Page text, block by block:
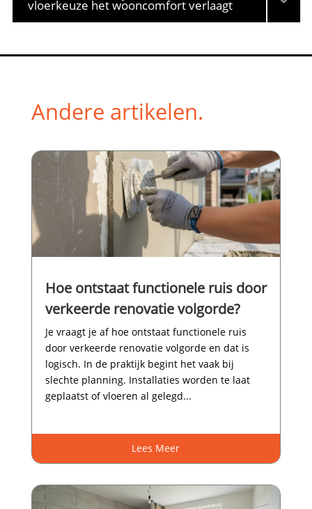
vloerkeuze het wooncomfort verlaagt
Andere artikelen.
Hoe ontstaat functionele ruis door
verkeerde renovatie volgorde?
Je vraagt je af hoe ontstaat functionele ruis
door verkeerde renovatie volgorde en dat is
logisch.​ In de praktijk begint het vaak bij
slechte planning.​ Installaties worden te laat
geplaatst of vloeren al gelegd...
Lees Meer